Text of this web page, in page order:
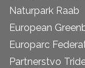
Naturpark Raab
European
Europarc
Partnerstvo